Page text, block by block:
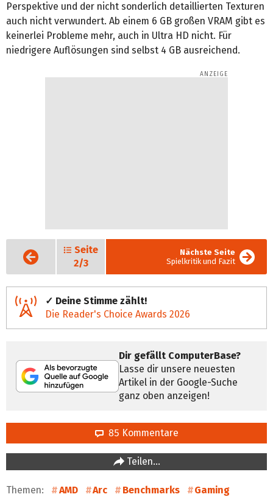
Perspektive und der nicht sonderlich detaillierten Texturen
auch nicht verwundert. Ab einem 6 GB großen VRAM gibt es
keinerlei Probleme mehr, auch in Ultra HD nicht. Für
niedrigere Auflösungen sind selbst 4 GB ausreichend.
Vorige
Seite
Seite
2/3
Nächste Seite
Spielkritik und Fazit
✓ Deine Stimme zählt!
Die Reader's Choice Awards 2026
Dir gefällt ComputerBase?
Lasse dir unsere neuesten
Artikel in der Google-Suche
ganz oben anzeigen!
85 Kommentare
Teilen…
Themen: AMD Arc Benchmarks
Gaming